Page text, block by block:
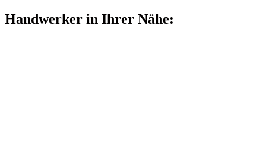
Handwerker in Ihrer Nähe: